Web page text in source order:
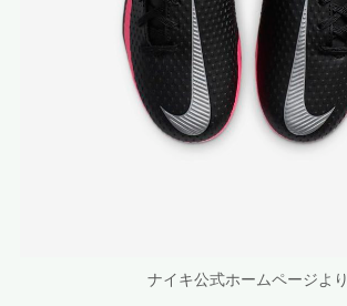
ナイキ公式ホームページより